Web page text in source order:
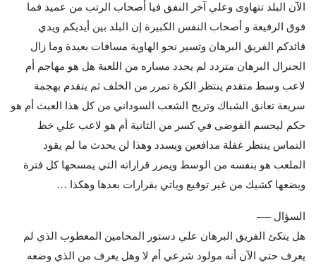
الآن البلد تتهاوى وعلي آخر النفق فيا أصحاب الرتب من عميد فما
فوق الرفيعة و أصحاب النفس الكبيرة إن البلد بين أيديكم ويدي
قائدكم الفريق البرهان وتسير نحو الهاوية مسافات بعيدة وما زال
الجنرال البرهان متردد لم يحدد مساره من اللعبة هل هو مهاجم أم
لاعب وسط متقدم ينتظر الكرة تمرر من الخلف ثم يتقدم بهجمة
سريعة تعانق الشباك وتريح الشعب السوداني من كل هذا العبث أم هو
حكم ليحسم الفوضى في كسر من الثانية أم هو لاعب علي خط
التماس ينتظر غفلة مدافعين ويسدد وهذا لن يحدث ما لم يقود
الملعب هو بنفسه من الوسط ويمرر قراراته التي يمسحها كل فترة
ويضعها كشيك من غير توقيع وياتي بقرارات بعدها وهكذا …
السؤال —-
هل يتكئ الفريق البرهان علي دستور المحامين المعطوب الذي لم
يعرف حتي الآن أنه مولود شرعي أم لا وهل يعرف من الذي وضعه